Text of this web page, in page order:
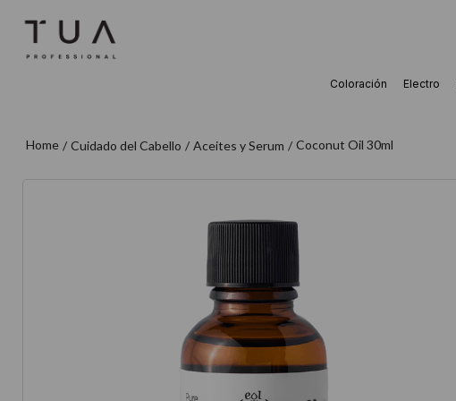
Coloración Electro
Cuidado del Cabello Aceites y Serum Coconut Oil 30ml
7